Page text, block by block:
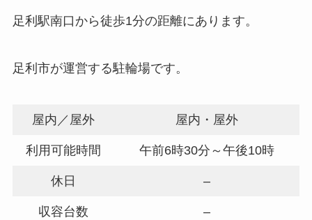
足利駅南口から徒歩1分の距離にあります。
足利市が運営する駐輪場です。
屋内／屋外 屋内・屋外
利用可能時間 午前6時30分～午後10時
休日 –
収容台数 –